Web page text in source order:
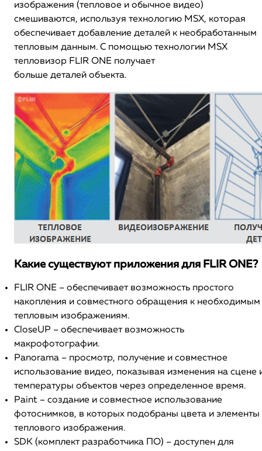
изображения (тепловое и обычное видео)
смешиваются, используя технологию MSX, которая
обеспечивает добавление деталей к необработанным
тепловым данным. С помощью технологии MSX
тепловизор FLIR ONE получает
больше деталей объекта.
Какие существуют приложения для FLIR ONE?
FLIR ONE – обеспечивает возможность простого
накопления и совместного обращения к необходимым
тепловым изображениям.
CloseUP – обеспечивает возможность
макрофотографии.
Panorama – просмотр, получение и совместное
использование видео, показывая изменения на сцене
температуры объектов через определенное время.
Paint – создание и совместное использование
фотоснимков, в которых подобраны цвета и элементы
теплового изображения.
SDK (комплект разработчика ПО) – доступен для